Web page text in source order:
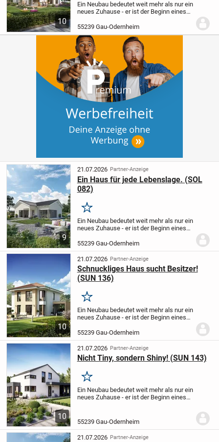
10
Ein Neubau bedeutet weit mehr als nur ein
neues Zuhause - er ist der Beginn eines
Gefühl, jeden Tag in einen Raum zu treten,
der genau nach den eigenen...
55239 Gau-Odernheim
9
21.07.2026 Partner-Anzeige
Ein Haus für jede Lebenslage. (SOL
082)
Merken
Ein Neubau bedeutet weit mehr als nur ein
neues Zuhause - er ist der Beginn eines
Gefühl, jeden Tag in einen Raum zu treten,
der genau nach den eigenen...
55239 Gau-Odernheim
10
21.07.2026 Partner-Anzeige
Schnuckliges Haus sucht Besitzer!
(SUN 136)
Merken
Ein Neubau bedeutet weit mehr als nur ein
neues Zuhause - er ist der Beginn eines
Gefühl, jeden Tag in einen Raum zu treten,
der genau nach den eigenen...
55239 Gau-Odernheim
10
21.07.2026 Partner-Anzeige
Nicht Tiny, sondern Shiny! (SUN 143)
Merken
Ein Neubau bedeutet weit mehr als nur ein
neues Zuhause - er ist der Beginn eines
der genau nach den eigenen...
55239 Gau-Odernheim
21.07.2026 Partner-Anzeige